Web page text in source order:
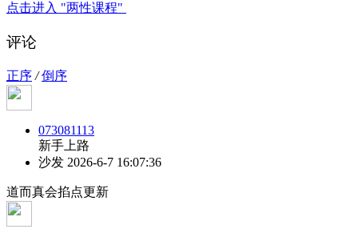
点击进入 "两性课程"
评论
正序 / 倒序
073081113
新手上路
沙发 2026-6-7 16:07:36
道而真会掐点更新